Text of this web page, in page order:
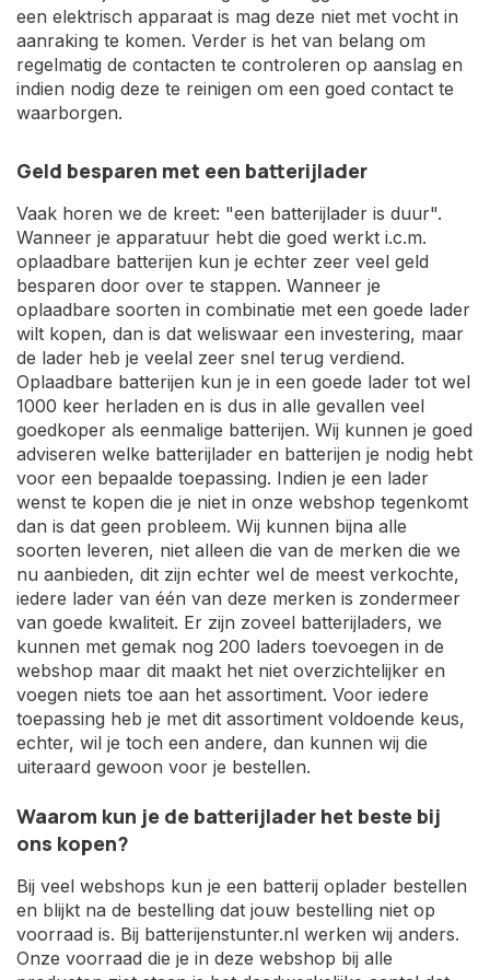
een elektrisch apparaat is mag deze niet met vocht in
aanraking te komen. Verder is het van belang om
regelmatig de contacten te controleren op aanslag en
indien nodig deze te reinigen om een goed contact te
waarborgen.
Geld besparen met een batterijlader
Vaak horen we de kreet: "een batterijlader is duur".
Wanneer je apparatuur hebt die goed werkt i.c.m.
oplaadbare batterijen kun je echter zeer veel geld
besparen door over te stappen. Wanneer je
oplaadbare soorten in combinatie met een goede lader
wilt kopen, dan is dat weliswaar een investering, maar
de lader heb je veelal zeer snel terug verdiend.
Oplaadbare batterijen kun je in een goede lader tot wel
1000 keer herladen en is dus in alle gevallen veel
goedkoper als eenmalige batterijen. Wij kunnen je goed
adviseren welke batterijlader en batterijen je nodig hebt
voor een bepaalde toepassing. Indien je een lader
wenst te kopen die je niet in onze webshop tegenkomt
dan is dat geen probleem. Wij kunnen bijna alle
soorten leveren, niet alleen die van de merken die we
nu aanbieden, dit zijn echter wel de meest verkochte,
iedere lader van één van deze merken is zondermeer
van goede kwaliteit. Er zijn zoveel batterijladers, we
kunnen met gemak nog 200 laders toevoegen in de
webshop maar dit maakt het niet overzichtelijker en
voegen niets toe aan het assortiment. Voor iedere
toepassing heb je met dit assortiment voldoende keus,
echter, wil je toch een andere, dan kunnen wij die
uiteraard gewoon voor je bestellen.
Waarom kun je de batterijlader het beste bij
ons kopen?
Bij veel webshops kun je een batterij oplader bestellen
en blijkt na de bestelling dat jouw bestelling niet op
voorraad is. Bij batterijenstunter.nl werken wij anders.
Onze voorraad die je in deze webshop bij alle